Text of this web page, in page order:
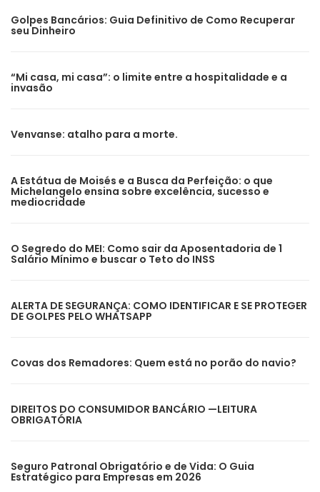
Golpes Bancários: Guia Definitivo de Como Recuperar
seu Dinheiro
“Mi casa, mi casa”: o limite entre a hospitalidade e a
invasão
Venvanse: atalho para a morte.
A Estátua de Moisés e a Busca da Perfeição: o que
Michelangelo ensina sobre excelência, sucesso e
mediocridade
O Segredo do MEI: Como sair da Aposentadoria de 1
Salário Mínimo e buscar o Teto do INSS
ALERTA DE SEGURANÇA: COMO IDENTIFICAR E SE PROTEGER
DE GOLPES PELO WHATSAPP
Covas dos Remadores: Quem está no porão do navio?
DIREITOS DO CONSUMIDOR BANCÁRIO —LEITURA
OBRIGATÓRIA
Seguro Patronal Obrigatório e de Vida: O Guia
Estratégico para Empresas em 2026